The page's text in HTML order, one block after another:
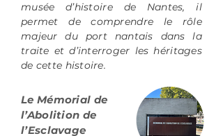
musée d’histoire de Nantes, il
permet de comprendre le rôle
majeur du port nantais dans la
traite et d’interroger les héritages
de cette histoire.
Le Mémorial de
l’Abolition de
l’Esclavage